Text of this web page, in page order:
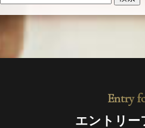
Entry
エントリー